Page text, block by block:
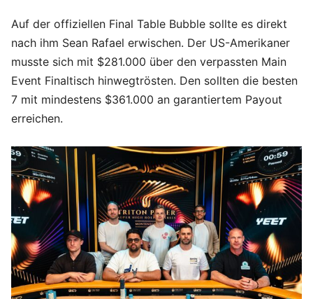
Auf der offiziellen Final Table Bubble sollte es direkt
nach ihm Sean Rafael erwischen. Der US-Amerikaner
musste sich mit $281.000 über den verpassten Main
Event Finaltisch hinwegtrösten. Den sollten die besten
7 mit mindestens $361.000 an garantiertem Payout
erreichen.